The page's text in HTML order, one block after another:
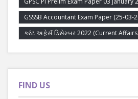
GSSSB Accountant Exam Paper (25-03-
કરંટ અફેર્સ ડિસેમ્બર 2022 (Current
FIND US